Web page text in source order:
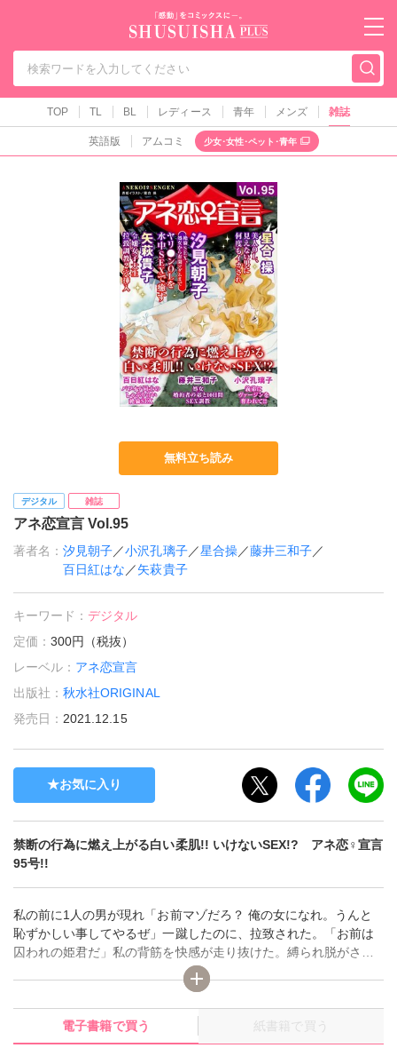
秋水社PLUS（テ
TOP TL BL レディース 青年 メンズ 雑誌
英語版 アムコミ 少女･女性･ペット･青年
無料立ち読み
デジタル 雑誌
アネ恋宣言 Vol.95
著者名：汐見朝子／小沢孔璃子／星合操／藤井三和子／
百日紅はな ／矢萩貴子
キーワード：デジタル
定価：300円（税抜）
レーベル： アネ恋宣言
出版社：秋水社ORIGINAL
発売日： 2021.12.15
お気に入り
禁断の行為に燃え上がる白い柔肌!! いけないSEX!? アネ恋♀宣言
95号!!
私の前に1人の男が現れ「お前マゾだろ？ 俺の女になれ。うんと
恥ずかしい事してやるぜ」一蹴したのに、拉致された。「お前は
囚われの姫君だ」私の背筋を快感が走り抜けた。縛られ脱がさ
れ、乳首を摘まれ、アソコを弄られ、嫌なはずなのに蜜が溢れ
る。アソコを鞭で打たれると、痛みと共に快感が!?――【令嬢女
子大生 拉致調教 2穴挿入】ほか、淫靡な愛と性の競演、デジタ
ルレディースコミック アネ恋宣言！
電子書籍で買う 紙書籍で買う